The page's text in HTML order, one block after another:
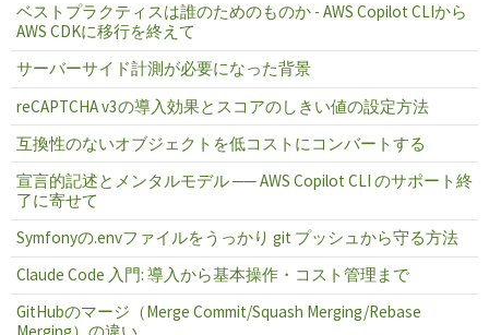
ベストプラクティスは誰のためのものか - AWS Copilot CLIから
AWS CDKに移行を終えて
サーバーサイド計測が必要になった背景
reCAPTCHA v3の導入効果とスコアのしきい値の設定方法
互換性のないオブジェクトを低コストにコンバートする
宣言的記述とメンタルモデル ── AWS Copilot CLI のサポート終
了に寄せて
Symfonyの.envファイルをうっかり git プッシュから守る方法
Claude Code 入門: 導入から基本操作・コスト管理まで
GitHubのマージ（Merge Commit/Squash Merging/Rebase